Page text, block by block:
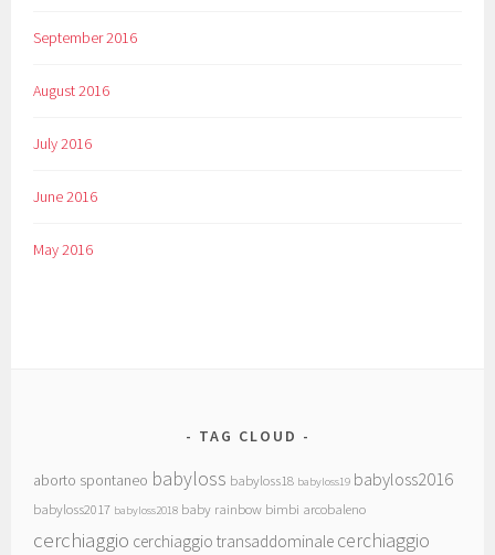
September 2016
August 2016
July 2016
June 2016
May 2016
TAG CLOUD
aborto spontaneo babyloss babyloss18 babyloss19 babyloss2016
babyloss2017 babyloss2018 baby rainbow bimbi arcobaleno
cerchiaggio cerchiaggio transaddominale cerchiaggio